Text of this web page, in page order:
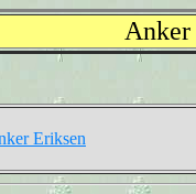
Eriksen